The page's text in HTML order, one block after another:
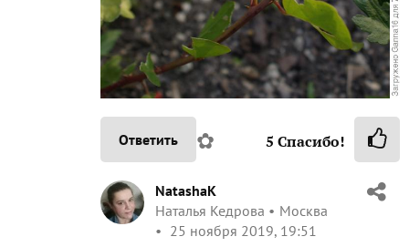
Ответить ✿ 5 Спасибо!
NatashaK
Наталья Кедрова
Москва
25 ноября 2019, 19:51